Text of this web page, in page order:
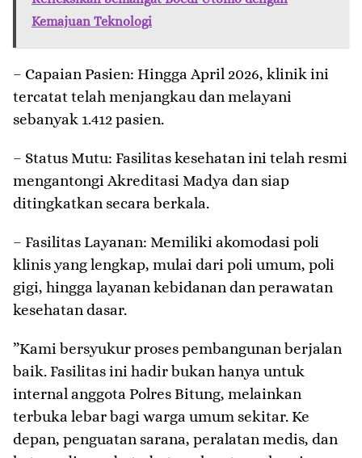
Kemajuan Teknologi
– ​Capaian Pasien: Hingga April 2026, klinik ini
tercatat telah menjangkau dan melayani
sebanyak 1.412 pasien.
– ​Status Mutu: Fasilitas kesehatan ini telah resmi
mengantongi Akreditasi Madya dan siap
ditingkatkan secara berkala.
– ​Fasilitas Layanan: Memiliki akomodasi poli
klinis yang lengkap, mulai dari poli umum, poli
gigi, hingga layanan kebidanan dan perawatan
kesehatan dasar.
​”Kami bersyukur proses pembangunan berjalan
baik. Fasilitas ini hadir bukan hanya untuk
internal anggota Polres Bitung, melainkan
terbuka lebar bagi warga umum sekitar. Ke
depan, penguatan sarana, peralatan medis, dan